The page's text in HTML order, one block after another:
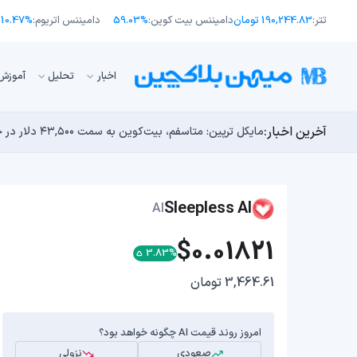
تتر:190,244.83 تومان دامیننس بیت کوین:59.03% دامیننس اتریوم:10.47%
اﺧﺒﺎر تحلیل
آخرین اخبار:مایکل ترپین: متاسفم، بیت‌کوین به سمت ۴۳,۵۰۰ دلار در حال سقوط است
توسعه‌دهندگان بیت‌کوین ۸۵ باگ بحرانی را در یک وضعیت «فوق‌العاده بد» شناسایی کردند
اوج‌گیری طلا با تقاضای چین؛ چرا قیمت بیت کوین در ۶۴ هزار دلار درجا می‌زند؟
بدترین نمودار برای گاوهای بیت کوین؛ آیا دوران
انتقال ۶۶ میلیون دلاری بیت کوین توسط مایکرواستراتژی؛ آیا فشار فروش جدیدی در راه است؟
Sleepless AI
AI
$0.01821
3.83%
3,464.61 تومان
امروز روند قیمت AI چگونه خواهد بود؟
صعودی
نزولی